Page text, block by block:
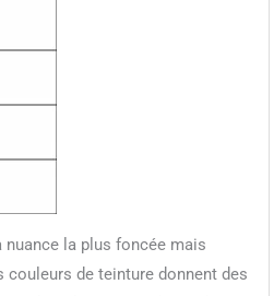
la plus foncée mais
de teinture donnent des